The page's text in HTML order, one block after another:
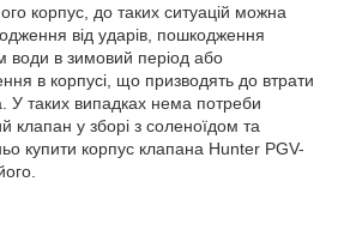
корпус, до таких ситуацій можна
від ударів, пошкодження
води в зимовий період або
в корпусі, що призводять до втрати
У таких випадках нема потреби
клапан у зборі з соленоїдом та
купити корпус клапана Hunter PGV-